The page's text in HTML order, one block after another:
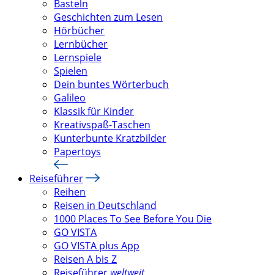
Basteln
Geschichten zum Lesen
Hörbücher
Lernbücher
Lernspiele
Spielen
Dein buntes Wörterbuch
Galileo
Klassik für Kinder
Kreativspaß-Taschen
Kunterbunte Kratzbilder
Papertoys
Reiseführer
Reihen
Reisen in Deutschland
1000 Places To See Before You Die
GO VISTA
GO VISTA plus App
Reisen A bis Z